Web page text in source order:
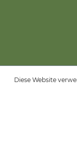
Diese Website